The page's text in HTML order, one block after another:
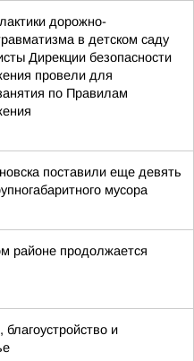
дорожно-
в детском саду
Дирекции безопасности
провели для
по Правилам
поставили еще девять
мусора
районе продолжается
и